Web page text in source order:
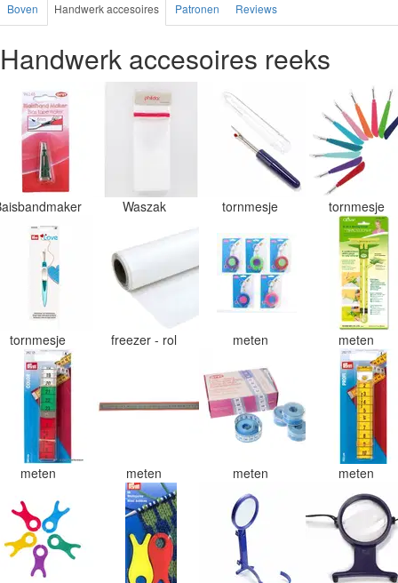
Boven Handwerk accesoires Patronen Reviews
Handwerk accesoires reeks
Waszak tornmesje tornmesje
tornmesje freezer - rol meten meten
meten meten meten meten